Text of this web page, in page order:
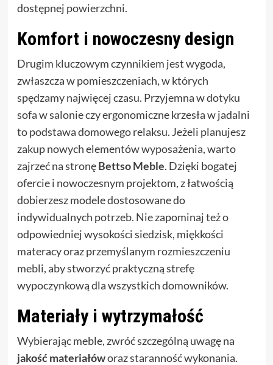
dostępnej powierzchni.
Komfort i nowoczesny design
Drugim kluczowym czynnikiem jest wygoda,
zwłaszcza w pomieszczeniach, w których
spędzamy najwięcej czasu. Przyjemna w dotyku
sofa w salonie czy ergonomiczne krzesła w jadalni
to podstawa domowego relaksu. Jeżeli planujesz
zakup nowych elementów wyposażenia, warto
zajrzeć na stronęBettso Meble. Dzięki bogatej
ofercie i nowoczesnym projektom, z łatwością
dobierzesz modele dostosowane do
indywidualnych potrzeb. Nie zapominaj też o
odpowiedniej wysokości siedzisk, miękkości
materacy oraz przemyślanym rozmieszczeniu
mebli, aby stworzyć praktyczną strefę
wypoczynkową dla wszystkich domowników.
Materiały i wytrzymałość
Wybierając meble, zwróć szczególną uwagę na
jakość materiałóworaz staranność wykonania.